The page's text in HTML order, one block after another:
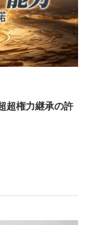
超権力継承の許